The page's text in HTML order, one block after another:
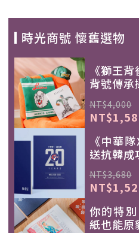
時光商號 懷舊選物
《獅王
背號傳承
NT$4,000
《中華
送抗韓成
NT$3,680
你的特
紙也能原